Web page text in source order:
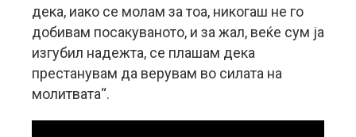
дека, иако се молам за тоа, никогаш не го
добивам посакуваното, и за жал, веќе сум ја
изгубил надежта, се плашам дека
престанувам да верувам во силата на
молитвата“.